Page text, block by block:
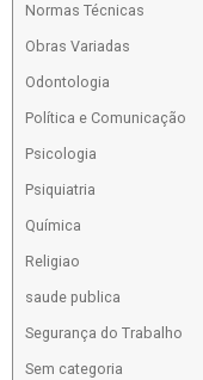
Normas Técnicas
Obras Variadas
Odontologia
Política e Comunicação
Psicologia
Psiquiatria
Química
Religiao
saude publica
Segurança do Trabalho
Sem categoria